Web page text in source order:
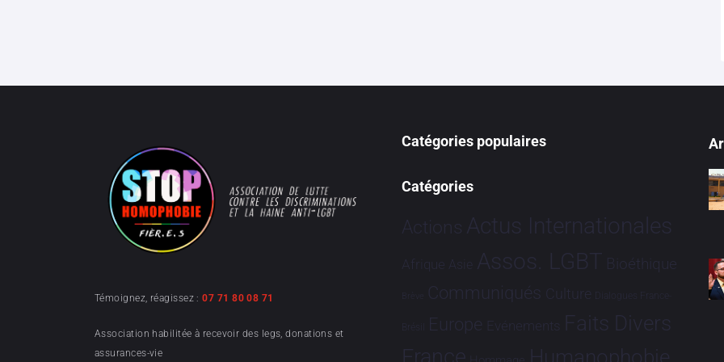
Témoignez, réagissez :07 71 80 08 71
Association habilitée à recevoir des legs, donations et
assurances-vie
Catégories populaires
Catégories
Actions Actus Internationales
Afrique Asie Assos. LGBT Bioéthique
Brève Communiqués Culture Dialogues France-
Brésil Europe Evénements Faits Divers
Humanophobie